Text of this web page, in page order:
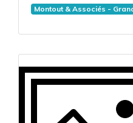
Montout & Associés -